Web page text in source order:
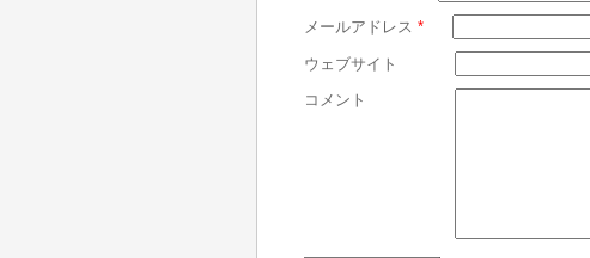
メールアドレス *
ウェブサイト
コメント